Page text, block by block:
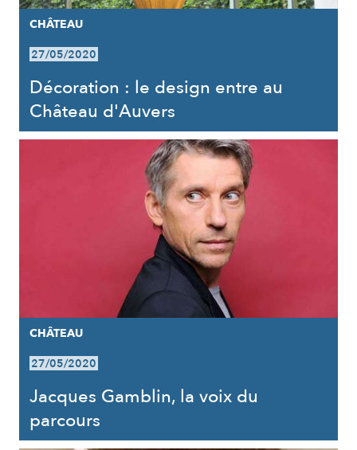
CHÂTEAU
27/05/2020
Décoration : le design entre au
Château d'Auvers
CHÂTEAU
27/05/2020
Jacques Gamblin, la voix du
parcours